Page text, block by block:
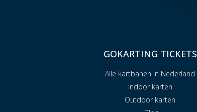
GOKARTING TICKETS
Alle kartbanen in Nederland
Indoor karten
Outdoor karten